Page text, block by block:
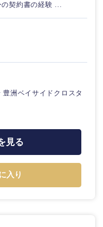
契約書の経験 ...
洲ベイサイドクロスタ
見る
入り